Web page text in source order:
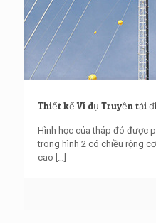
Thiết kế Ví dụ Truyền tải
Hình học của tháp đó được
trong hình 2 có chiều rộng
cao […]